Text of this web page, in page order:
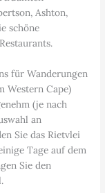
Ashton,
schöne
für Wanderungen
Western Cape)
(je nach
an
Sie das Rietvlei
Tage auf dem
Sie den